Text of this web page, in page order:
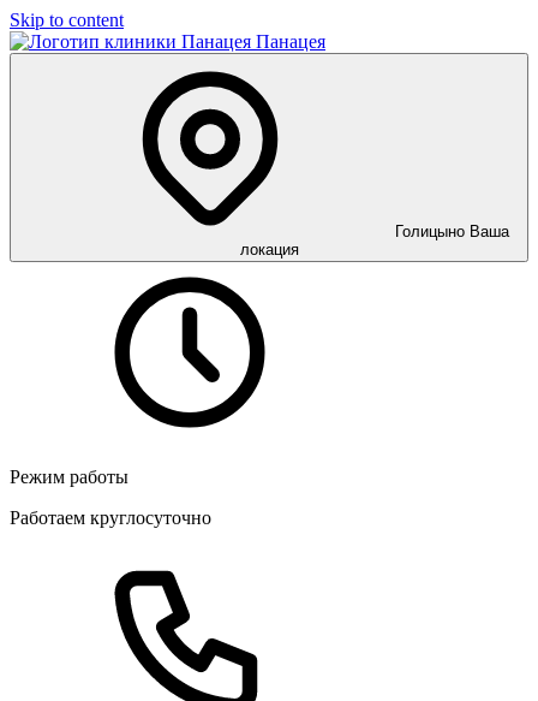
Skip to content
Панацея
Голицыно Ваша
локация
Режим работы
Работаем круглосуточно